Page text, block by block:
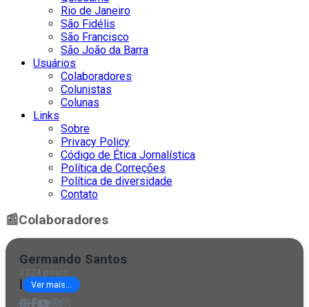
Rio de Janeiro
São Fidélis
São Francisco
São João da Barra
Usuários
Colaboradores
Colunistas
Colunas
Links
Sobre
Privacy Policy
Código de Ética Jornalística
Política de Correções
Política de diversidade
Contato
📰Colaboradores
Germando Santos
3224 posts
Ver mais...